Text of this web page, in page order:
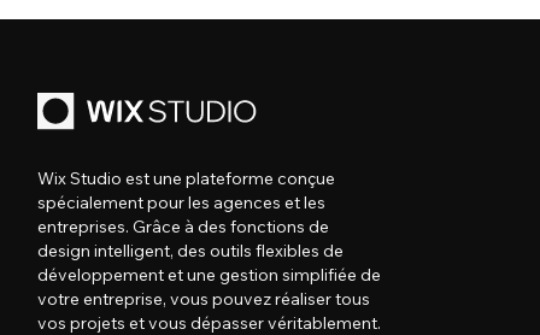
Wix Studio est une plateforme conçue
spécialement pour les agences et les
entreprises. Grâce à des fonctions de
design intelligent, des outils flexibles de
développement et une gestion simplifiée de
votre entreprise, vous pouvez réaliser tous
vos projets et vous dépasser véritablement.